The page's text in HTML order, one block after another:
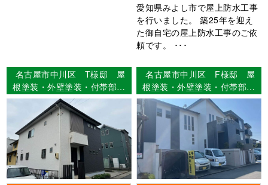
愛知県みよし市で屋上防水工事
を行いました。 築25年を迎え
た御自宅の屋上防水工事のご依
頼です。 ･･･
名古屋市中川区 T様邸 屋
根塗装・外壁塗装・付帯部塗
装・シーリング工事・ベラン
ダFRP防水工事 【使用塗
料】屋根：ウルトラMUKI
外壁：ウルトラMUKI
名古屋市中川区 F様邸 屋
根塗装・外壁塗装・付帯部塗
装・シーリング工事 【使用
塗料】屋根：ウルトラSi 外
壁：ウルトラSi